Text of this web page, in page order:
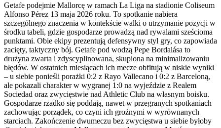
Getafe podejmie Mallorcę w ramach La Liga na stadionie Coliseum
Alfonso Pérez 13 maja 2026 roku. To spotkanie nabiera
szczególnego znaczenia w kontekście walki o utrzymanie pozycji w
środku tabeli, gdzie gospodarze prowadzą nad rywalami sześcioma
punktami. Obie ekipy prezentują defensywny styl gry, co zapowiada
zacięty, taktyczny bój. Getafe pod wodzą Pepe Bordalása to
drużyna zwarta i zdyscyplinowana, skupiona na minimalizowaniu
błędów. W ostatnich miesiącach ich mecze obfitują w niskie wyniki
– u siebie ponieśli porażki 0:2 z Rayo Vallecano i 0:2 z Barceloną,
ale pokazali charakter w wygranej 1:0 na wyjeździe z Realem
Sociedad oraz zwycięstwie nad Athletic Club na własnym boisku.
Gospodarze rzadko się poddają, nawet w przegranych spotkaniach
zachowując porządek, co czyni ich groźnymi w wyrównanych
starciach. Zakończenie dwumeczu bez zwycięstwa u siebie byłoby